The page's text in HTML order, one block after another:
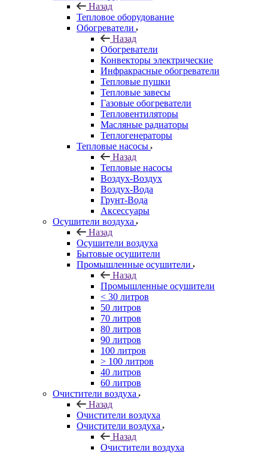
Назад
Тепловое оборудование
Обогреватели
Назад
Обогреватели
Конвекторы электрические
Инфракрасные обогреватели
Тепловые пушки
Тепловые завесы
Газовые обогреватели
Тепловентиляторы
Масляные радиаторы
Теплогенераторы
Тепловые насосы
Назад
Тепловые насосы
Воздух-Воздух
Воздух-Вода
Грунт-Вода
Аксессуары
Осушители воздуха
Назад
Осушители воздуха
Бытовые осушители
Промышленные осушители
Назад
Промышленные осушители
< 30 литров
50 литров
70 литров
80 литров
90 литров
100 литров
> 100 литров
40 литров
60 литров
Очистители воздуха
Назад
Очистители воздуха
Очистители воздуха
Назад
Очистители воздуха